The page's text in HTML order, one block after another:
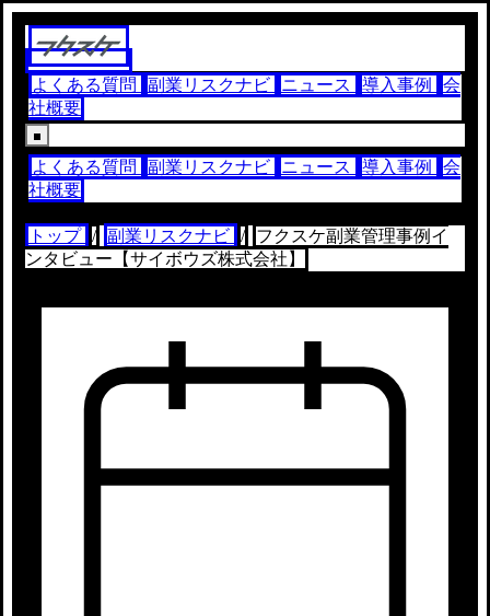
よくある質問 副業リスクナビ ニュース 導入事例
会
社概要
よくある質問 副業リスクナビ ニュース 導入事例
会
社概要
トップ / 副業リスクナビ /
フクスケ副業管理事例イ
ンタビュー【サイボウズ株式会社】